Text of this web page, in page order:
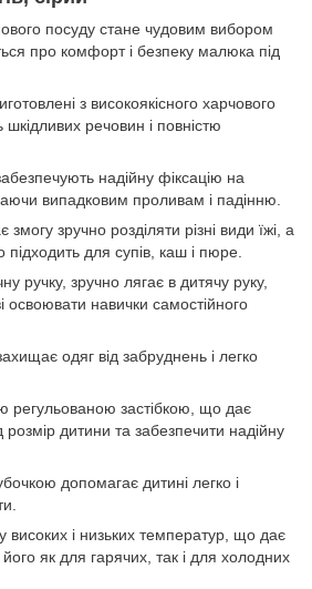
посуду стане чудовим вибором
про комфорт і безпеку малюка під
з високоякісного харчового
шкідливих речовин і повністю
надійну фіксацію на
випадковим проливам і падінню.
змогу зручно розділяти різні види їжі, а
підходить для супів, каш і пюре.
ручку, зручно лягає в дитячу руку,
навички самостійного
одяг від забруднень і легко
регульованою застібкою, що дає
розмір дитини та забезпечити надійну
допомагає дитині легко і
високих і низьких температур, що дає
як для гарячих, так і для холодних